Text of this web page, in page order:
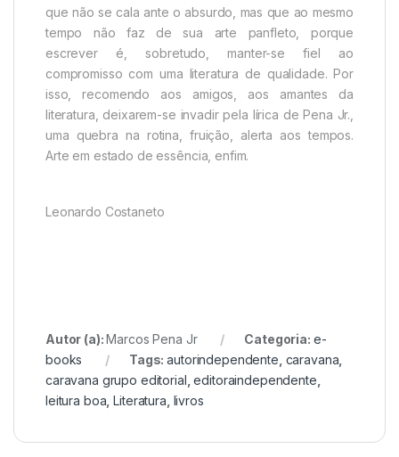
que não se cala ante o absurdo, mas que ao mesmo
tempo não faz de sua arte panfleto, porque
escrever é, sobretudo, manter-se fiel ao
compromisso com uma literatura de qualidade. Por
isso, recomendo aos amigos, aos amantes da
literatura, deixarem-se invadir pela lírica de Pena Jr.,
uma quebra na rotina, fruição, alerta aos tempos.
Arte em estado de essência, enfim.
Leonardo Costaneto
Autor (a):Marcos Pena Jr Categoria: e-
books
Tags:autorindependente caravana
caravana grupo editorial ,editoraindependente
leitura boa ,Literatura livros